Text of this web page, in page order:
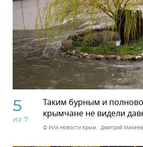
5
из 7
Таким бурным и
крымчане не видели
© РИА Новости Крым . Дмитрий Макеев